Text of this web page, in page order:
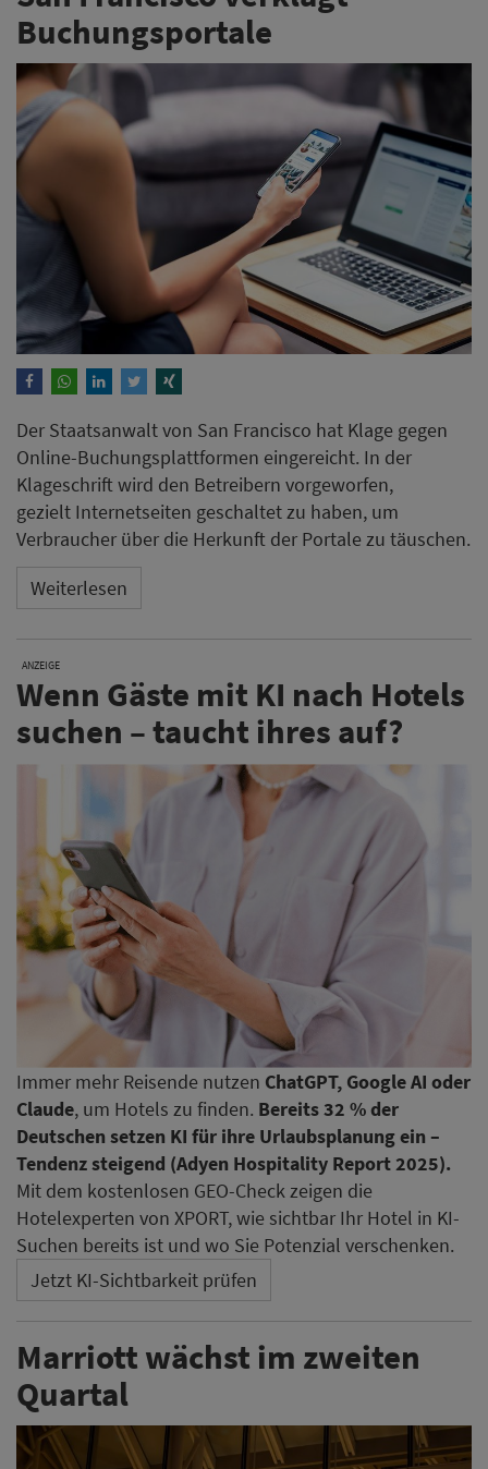
Buchungsportale
Der Staatsanwalt von San Francisco hat Klage gegen
Online-Buchungsplattformen eingereicht. In der
Klageschrift wird den Betreibern vorgeworfen,
gezielt Internetseiten geschaltet zu haben, um
Verbraucher über die Herkunft der Portale zu täuschen.
Weiterlesen
ANZEIGE
Wenn Gäste mit KI nach Hotels
suchen – taucht ihres auf?
Immer mehr Reisende nutzen ChatGPT, Google AI oder
Claude, um Hotels zu finden. Bereits 32 % der
Deutschen setzen KI für ihre Urlaubsplanung ein –
Tendenz steigend (Adyen Hospitality Report 2025).
Mit dem kostenlosen GEO-Check zeigen die
Hotelexperten von XPORT, wie sichtbar Ihr Hotel in KI-
Suchen bereits ist und wo Sie Potenzial verschenken.
Jetzt KI-Sichtbarkeit prüfen
Marriott wächst im zweiten
Quartal